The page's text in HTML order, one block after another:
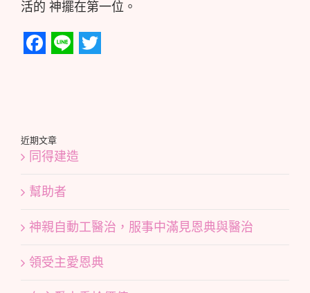
活的 神擺在第一位。
近期文章
同得建造
幫助者
神親自動工醫治，服事中滿見恩典與醫治
領受主愛恩典